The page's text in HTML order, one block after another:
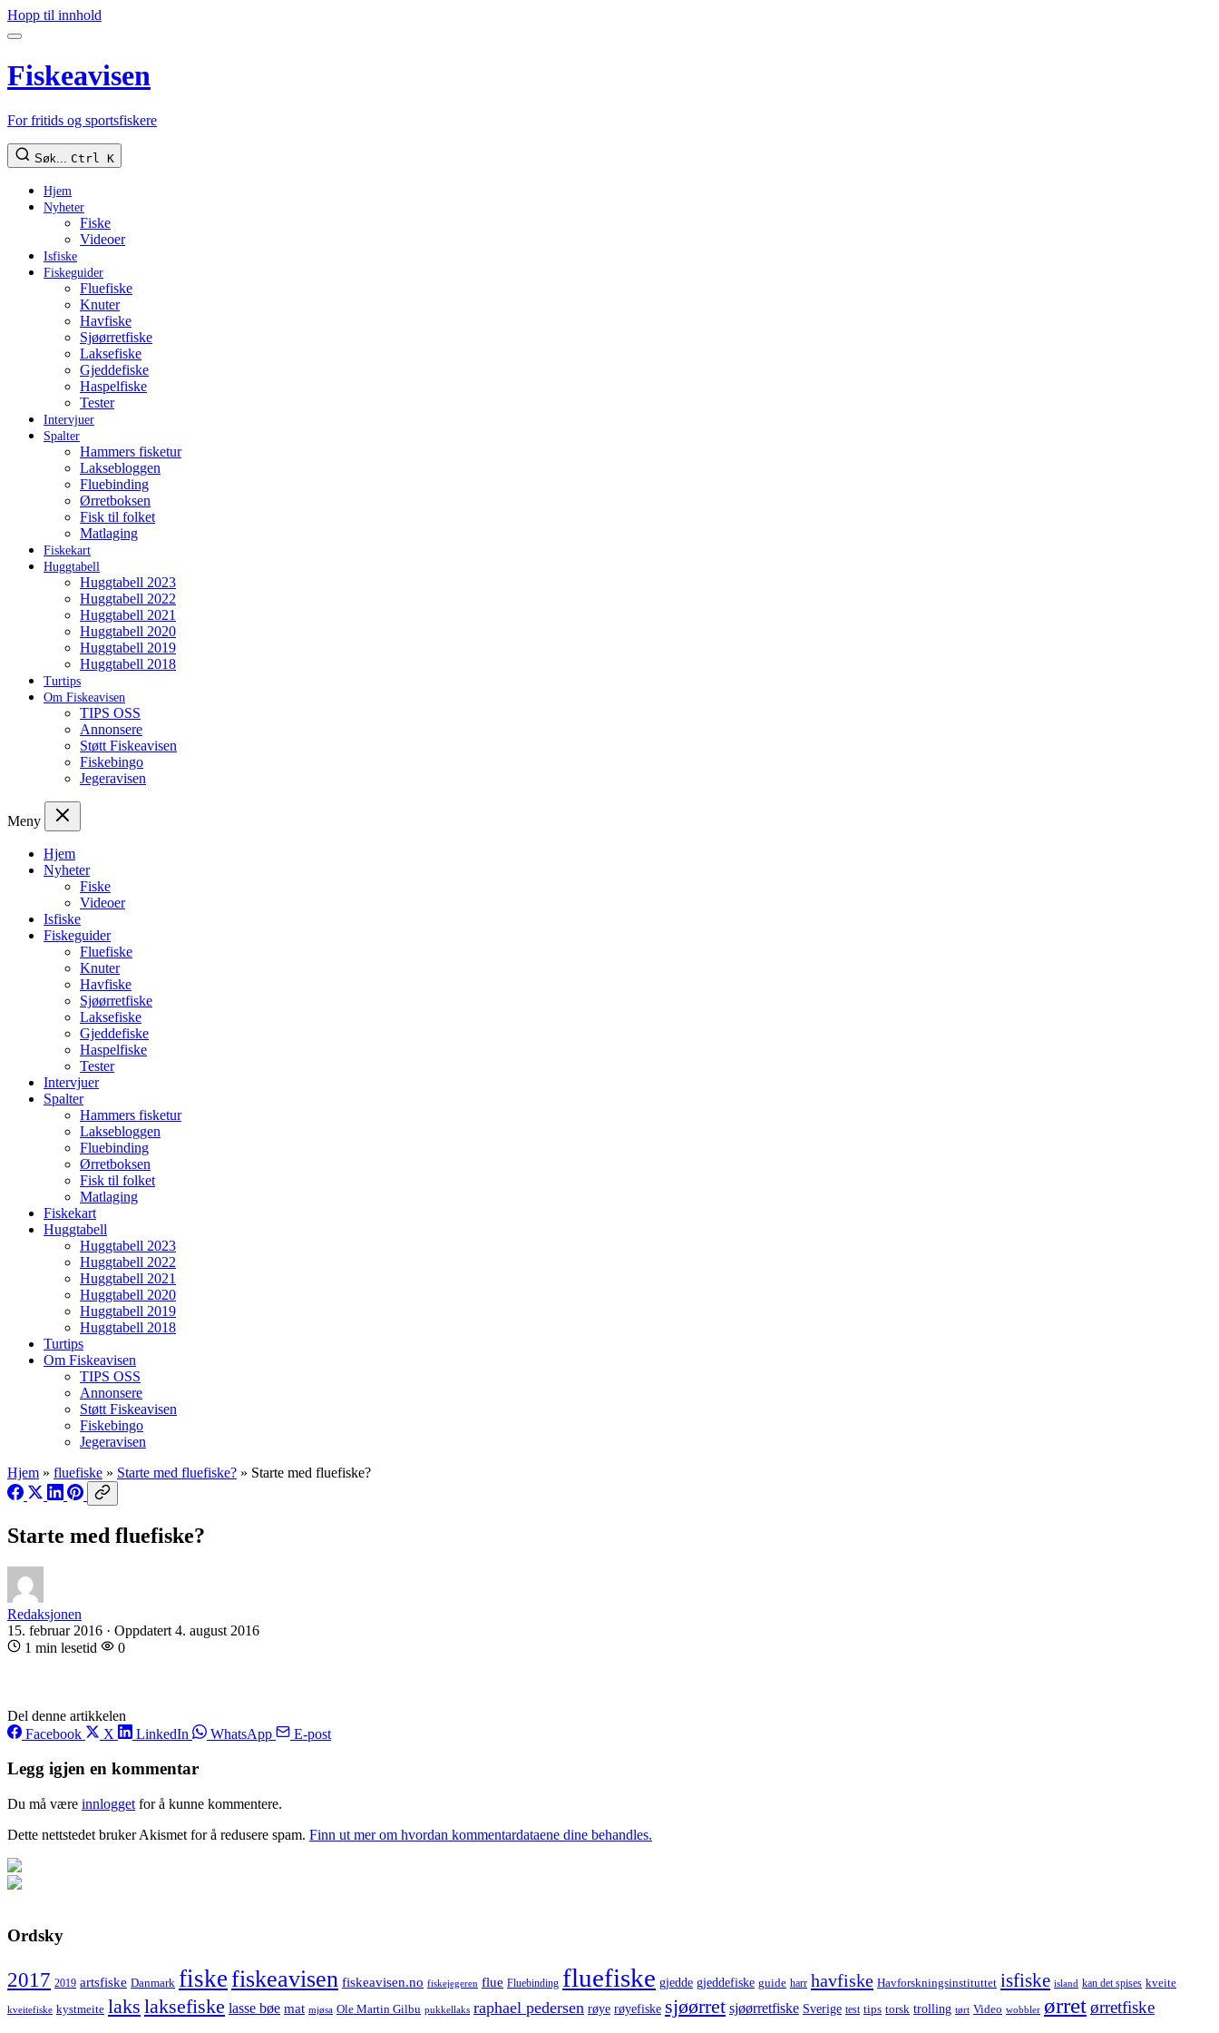
Hopp til innhold
Fiskeavisen
For fritids og sportsfiskere
Søk... Ctrl K
Hjem
Nyheter
Fiske
Videoer
Isfiske
Fiskeguider
Fluefiske
Knuter
Havfiske
Sjøørretfiske
Laksefiske
Gjeddefiske
Haspelfiske
Tester
Intervjuer
Spalter
Hammers fisketur
Laksebloggen
Fluebinding
Ørretboksen
Fisk til folket
Matlaging
Fiskekart
Huggtabell
Huggtabell 2023
Huggtabell 2022
Huggtabell 2021
Huggtabell 2020
Huggtabell 2019
Huggtabell 2018
Turtips
Om Fiskeavisen
TIPS OSS
Annonsere
Støtt Fiskeavisen
Fiskebingo
Jegeravisen
Meny
Hjem
Nyheter
Fiske
Videoer
Isfiske
Fiskeguider
Fluefiske
Knuter
Havfiske
Sjøørretfiske
Laksefiske
Gjeddefiske
Haspelfiske
Tester
Intervjuer
Spalter
Hammers fisketur
Laksebloggen
Fluebinding
Ørretboksen
Fisk til folket
Matlaging
Fiskekart
Huggtabell
Huggtabell 2023
Huggtabell 2022
Huggtabell 2021
Huggtabell 2020
Huggtabell 2019
Huggtabell 2018
Turtips
Om Fiskeavisen
TIPS OSS
Annonsere
Støtt Fiskeavisen
Fiskebingo
Jegeravisen
Hjem » fluefiske » Starte med fluefiske? » Starte med fluefiske?
Starte med fluefiske?
Redaksjonen
15. februar 2016 · Oppdatert 4. august 2016
1 min lesetid
0
Del denne artikkelen
Facebook
X LinkedIn WhatsApp E-post
Legg igjen en kommentar
Du må være innlogget for å kunne kommentere.
Dette nettstedet bruker Akismet for å redusere spam. Finn ut mer om hvordan kommentardataene dine behandles.
Ordsky
2017 2019 artsfiske Danmark fiskefiskeavisen fiskeavisen.no fiskejegeren flue Fluebinding fluefiske gjedde gjeddefiske guide harr havfiske Havforskningsinstituttet isfiske island kan det spises kveite
kveitefiske kystmeite laks laksefiske lasse bøe mat mjøsa Ole Martin Gilbu pukkellaks raphael pedersen røye røyefiske sjøørret sjøørretfiske Sverige test tips torsk trolling tørt Video wobbler ørretørretfiske